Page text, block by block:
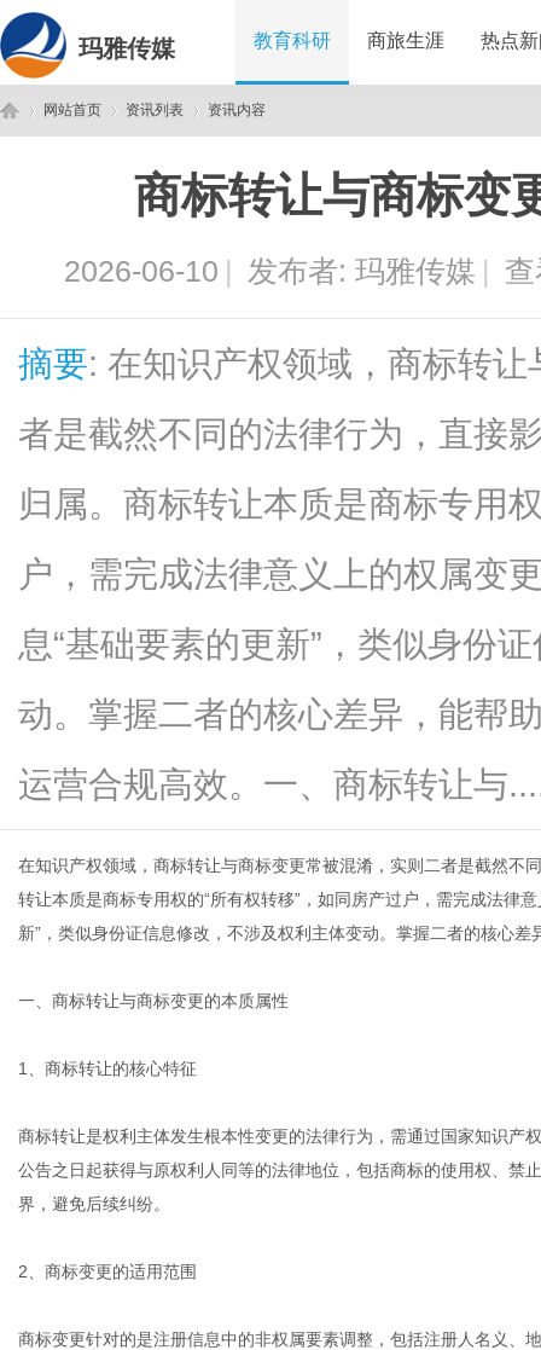
玛雅传媒 教育科研 商旅生涯 热点
网站首页 资讯列表
›
资讯内容
商标转让与商标变
2026-06-10 | 发布者: 玛雅传媒 |
摘要: 在知识产权领域，商标转
者是截然不同的法律行为，直接
归属。商标转让本质是商标专用
户，需完成法律意义上的权属变
息“基础要素的更新”，类似身份
动。掌握二者的核心差异，能帮
运营合规高效。一、商标转让与
在知识产权领域，商标转让与商标变更常被混淆，实则二者是截然不
转让本质是商标专用权的“所有权转移”，如同房产过户，需完成法律
新”，类似身份证信息修改，不涉及权利主体变动。掌握二者的核心
一、商标转让与商标变更的本质属性
1、商标转让的核心特征
商标转让是权利主体发生根本性变更的法律行为，需通过国家知识产
公告之日起获得与原权利人同等的法律地位，包括商标的使用权、禁
界，避免后续纠纷。
2、商标变更的适用范围
商标变更针对的是注册信息中的非权属要素调整，包括注册人名义、